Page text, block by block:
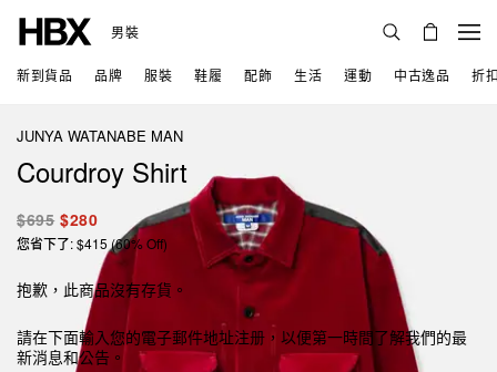
男裝
新到貨品 品牌 服裝 鞋履 配飾 生活 運動 中古逸品 折
JUNYA WATANABE MAN
Courdroy Shirt
$695 $280
您省下了: $415 (60% Off)
抱歉，此商品沒有存貨。
請在下面輸入您的電子郵件地址注册，以便第一時間了解我們的最
新消息和公告。